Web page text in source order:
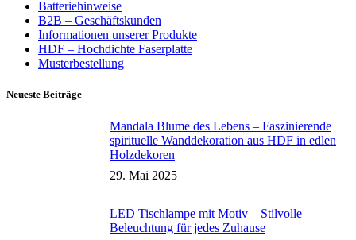
Batteriehinweise
B2B – Geschäftskunden
Informationen unserer Produkte
HDF – Hochdichte Faserplatte
Musterbestellung
Neueste Beiträge
Mandala Blume des Lebens – Faszinierende
spirituelle Wanddekoration aus HDF in edlen
Holzdekoren
29. Mai 2025
LED Tischlampe mit Motiv – Stilvolle
Beleuchtung für jedes Zuhause